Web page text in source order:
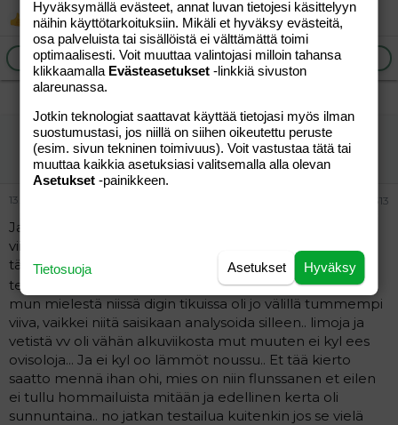
R
a
c
t
Jazmyn
Vastaa
Ilmoita asiaton viesti
Rilja
Tunnettu jäsen
13.05.2026 #313
Ja vieläkin ovistesti vaan vilkuttaa, kuudes päivä jo
viime kierrot uitin liuskatestejä huolella ja aattelin et
tässä kierrossa en mut nyt ehkä vähän harmittaa etten
testaillu, onko nyt vaan huippu menny ohi vai mitä
mun mielestä niissä digin tikuissa oli jo välillä tummempi
viiva, vaikkei niitä saisikaan analysoida silleen.. limoja ja
vetistä vv oli vähän alkuviikosta mut muuten ei kyl ees
ovisoloja... Ja ei kyl oo lämmöt noussu.. Et tää kierto
saatto mennä ihan ohi, mies on niin flunssanen et eilen
ei tullu hommailuista mitään ja edellinen kerta oli
sunnuntaina.. no jatkan testailua kuitenkin jos se vielä
Hyväksymällä evästeet, annat luvan tietojesi käsittelyyn
näihin käyttötarkoituksiin. Mikäli et hyväksy evästeitä,
osa palveluista tai sisällöistä ei välttämättä toimi
optimaalisesti. Voit muuttaa valintojasi milloin tahansa
klikkaamalla Evästeasetukset -linkkiä sivuston
alareunassa.
Jotkin teknologiat saattavat käyttää tietojasi myös ilman
suostumustasi, jos niillä on siihen oikeutettu peruste
(esim. sivun tekninen toimivuus). Voit vastustaa tätä tai
muuttaa kaikkia asetuksiasi valitsemalla alla olevan
Asetukset -painikkeen.
Hyväksy
Asetukset
Tietosuoja